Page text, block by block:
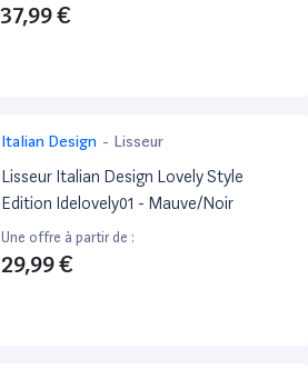
37,99 €
Italian Design - Lisseur
Lisseur Italian Design Lovely Style
Edition Idelovely01 - Mauve/Noir
Une offre à partir de :
29,99 €